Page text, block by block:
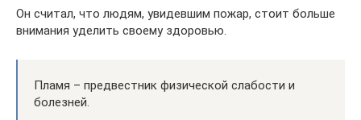
Он считал, что людям, увидевшим пожар, стоит больше
внимания уделить своему здоровью.
Пламя – предвестник физической слабости и
болезней.